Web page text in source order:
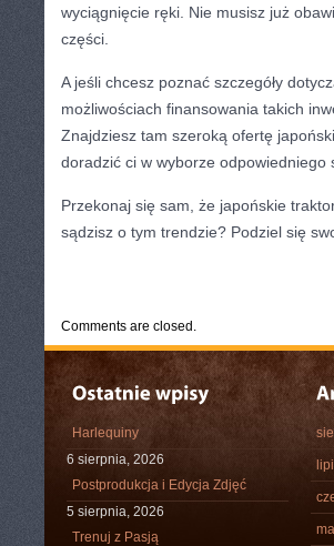
wyciągnięcie ręki. Nie musisz już
części.
A jeśli chcesz poznać szczegóły
możliwościach finansowania takich
Znajdziesz tam szeroką ofertę
doradzić ci w wyborze odpowiedniego
Przekonaj się sam, że japońskie
sądzisz o tym trendzie? Podziel się
Comments are closed.
Harlequiny
6 sierpnia, 2026
Postprodukcja i Edycja Zdjęć
5 sierpnia, 2026
Trenuj z Pasją